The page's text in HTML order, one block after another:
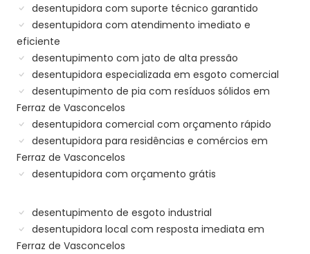
desentupidora com suporte técnico garantido
desentupidora com atendimento imediato e
eficiente
desentupimento com jato de alta pressão
desentupidora especializada em esgoto comercial
desentupimento de pia com resíduos sólidos em
Ferraz de Vasconcelos
desentupidora comercial com orçamento rápido
desentupidora para residências e comércios em
Ferraz de Vasconcelos
desentupidora com orçamento grátis
desentupimento de esgoto industrial
desentupidora local com resposta imediata em
Ferraz de Vasconcelos